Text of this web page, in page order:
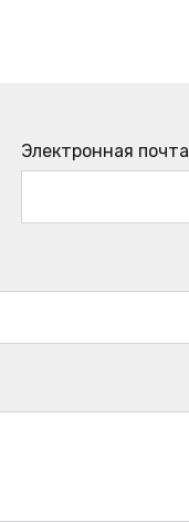
Электронная почта